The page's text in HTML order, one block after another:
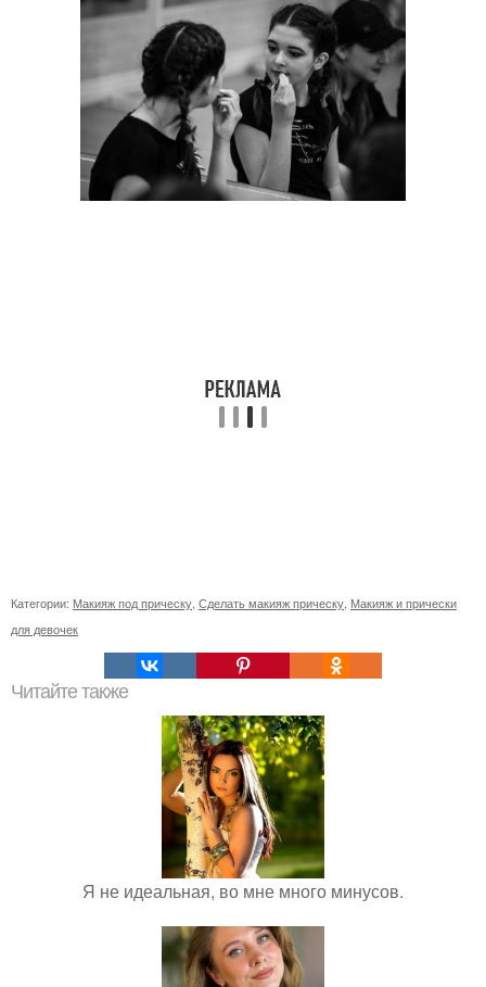
Категории: Макияж под прическу Сделать макияж прическу Макияж и прически
для девочек
Читайте также
Я не идеальная, во мне много минусов.